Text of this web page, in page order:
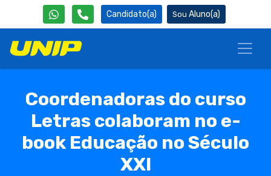
Candidato(a) Aluno(a)
Coordenadoras do curso
Letras colaboram no e-
book Educação no Século
XXI